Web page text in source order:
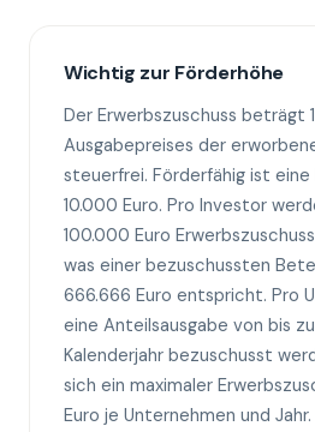
Wichtig zur Förderhöhe
Der Erwerbszuschuss beträgt
Ausgabepreises der
steuerfrei. Förderfähig ist eine
10.000 Euro. Pro Investor
100.000 Euro
was einer bezuschussten
666.666 Euro entspricht. Pro
eine Anteilsausgabe von bis
Kalenderjahr bezuschusst
sich ein maximaler
Euro je Unternehmen und